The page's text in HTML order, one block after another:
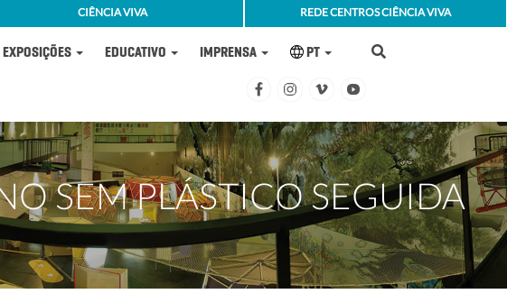
CIÊNCIA VIVA REDE CENTROS CIÊNCIA VIVA
EXPOSIÇÕES EDUCATIVO IMPRENSA PT
SEM PLÁSTICO SEGUIDA